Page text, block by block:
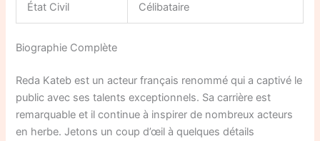
État Civil Célibataire
Biographie Complète
Reda Kateb est un acteur français renommé qui a captivé le
public avec ses talents exceptionnels. Sa carrière est
remarquable et il continue à inspirer de nombreux acteurs
en herbe. Jetons un coup d’œil à quelques détails